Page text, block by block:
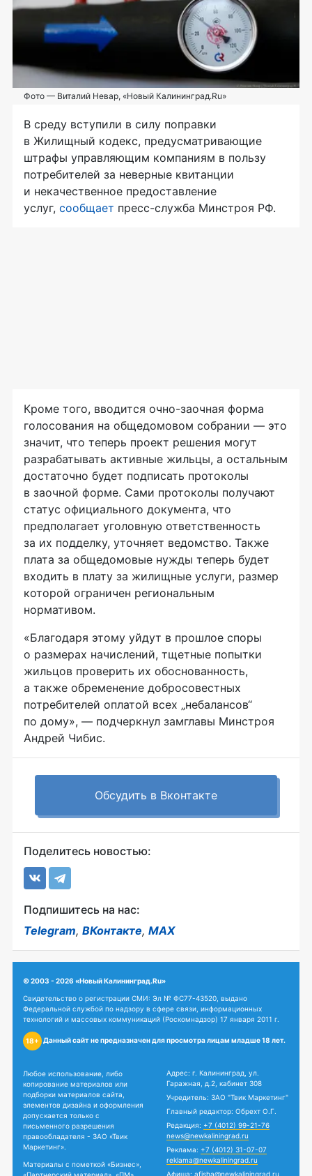
Фото — Виталий Невар, «Новый Калининград.Ru»
В среду вступили в силу поправки
в Жилищный кодекс, предусматривающие
штрафы управляющим компаниям в пользу
потребителей за неверные квитанции
и некачественное предоставление
услуг, сообщает пресс-служба Минстроя РФ.
Кроме того, вводится очно-заочная форма
голосования на общедомовом собрании — это
значит, что теперь проект решения могут
разрабатывать активные жильцы, а остальным
достаточно будет подписать протоколы
в заочной форме. Сами протоколы получают
статус официального документа, что
предполагает уголовную ответственность
за их подделку, уточняет ведомство. Также
плата за общедомовые нужды теперь будет
входить в плату за жилищные услуги, размер
которой ограничен региональным
нормативом.
«Благодаря этому уйдут в прошлое споры
о размерах начислений, тщетные попытки
жильцов проверить их обоснованность,
а также обременение добросовестных
потребителей оплатой всех „небалансов“
по дому», — подчеркнул замглавы Минстроя
Андрей Чибис.
Обсудить в Вконтакте
Поделитесь новостью:
Подпишитесь на нас:
Telegram, ВКонтакте, MAX
© 2003 - 2026 «Новый Калининград.Ru»
Свидетельство о регистрации СМИ: Эл № ФС77-43520, выдано
Федеральной службой по надзору в сфере связи, информационных
технологий и массовых коммуникаций (Роскомнадзор) 17 января 2011 г.
18+ Данный сайт не предназначен для просмотра лицам младше 18 лет.
Любое использование, либо
копирование материалов или
подборки материалов сайта,
элементов дизайна и оформления
допускается только с
письменного разрешения
правообладателя - ЗАО «Твик
Маркетинг».
Материалы с пометкой «Бизнес»,
Адрес: г. Калининград, ул.
Гаражная, д.2, кабинет 308
Учредитель: ЗАО "Твик Маркетинг"
Главный редактор: Обрехт О.Г.
Редакция: +7 (4012) 99-21-76
news@newkaliningrad.ru
Реклама: +7 (4012) 31-07-07
reklama@newkaliningrad.ru
Афиша: afisha@newkaliningrad.ru